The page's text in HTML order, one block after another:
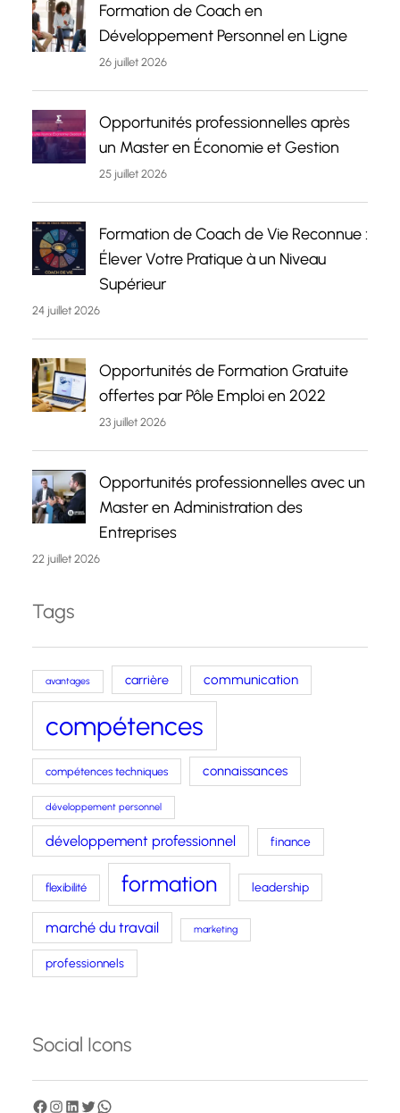
Formation de Coach en
Développement Personnel en Ligne
26 juillet 2026
Opportunités professionnelles après
un Master en Économie et Gestion
25 juillet 2026
Formation de Coach de Vie Reconnue :
Élever Votre Pratique à un Niveau
Supérieur
24 juillet 2026
Opportunités de Formation Gratuite
offertes par Pôle Emploi en 2022
23 juillet 2026
Opportunités professionnelles avec un
Master en Administration des
Entreprises
22 juillet 2026
Tags
avantages carrière communication
compétences
compétences techniques connaissances
développement personnel
développement professionnel finance
flexibilité formation leadership
marché du travail marketing
professionnels
Social Icons